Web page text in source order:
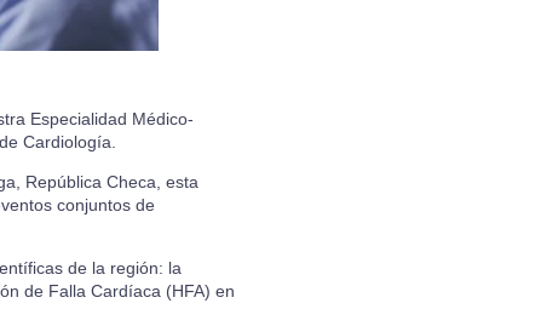
Especialidad Médico-
Cardiología.
República Checa, esta
conjuntos de
de la región: la
de Falla Cardíaca (HFA) en